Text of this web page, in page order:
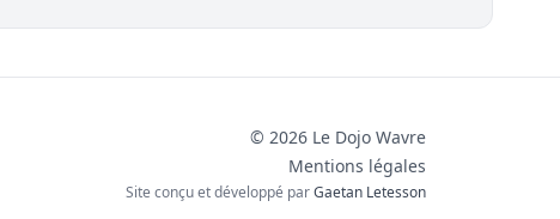
© 2026 Le Dojo Wavre
Mentions légales
Site conçu et développé parGaetan Letesson